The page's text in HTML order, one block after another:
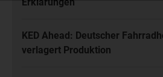
KED Ahead: Deutscher
verlagert Produktion